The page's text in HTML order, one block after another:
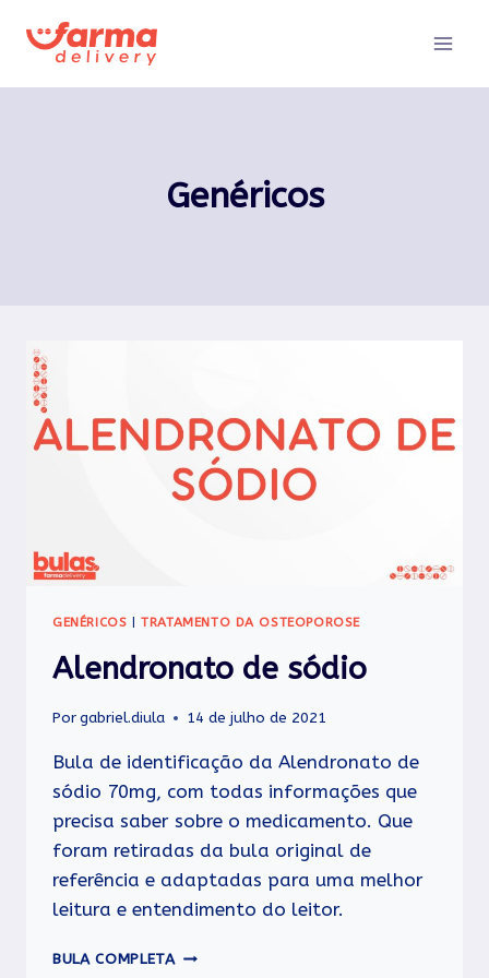
para
Genéricos
GENÉRICOS |TRATAMENTO DA OSTEOPOROSE
Alendronato de sódio
Porgabriel.diula 14 de julho de 2021
Bula de identificação da Alendronato de
sódio 70mg, com todas informações que
precisa saber sobre o medicamento. Que
foram retiradas da bula original de
referência e adaptadas para uma melhor
leitura e entendimento do leitor.
BULA COMPLETA ALENDRONATO